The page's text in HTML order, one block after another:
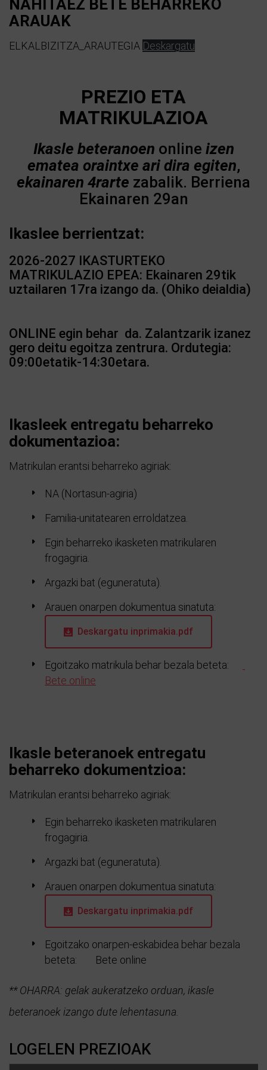
NAHITAEZ BETE BEHARREKO
ARAUAK
ELKALBIZITZA_ARAUTEGIA Deskargatu
PREZIO ETA
MATRIKULAZIOA
Ikasle beteranoen online izen
ematea oraintxe ari dira egiten,
ekainaren 4rarte zabalik. Berriena
Ekainaren 29an
Ikaslee berrientzat:
2026-2027 IKASTURTEKO
MATRIKULAZIO EPEA: Ekainaren 29tik
uztailaren 17ra izango da. (Ohiko deialdia)
ONLINE egin behar da. Zalantzarik izanez
gero deitu egoitza zentrura. Ordutegia:
09:00etatik-14:30etara.
Ikasleek entregatu beharreko
dokumentazioa:
Matrikulan erantsi beharreko agiriak:
NA (Nortasun-agiria)
Familia-unitatearen erroldatzea.
Egin beharreko ikasketen matrikularen
frogagiria.
Argazki bat (eguneratuta).
Arauen onarpen dokumentua sinatuta:
Deskargatu inprimakia.pdf
Egoitzako matrikula behar bezala beteta:
Bete online
Ikasle beteranoek entregatu
beharreko dokumentzioa:
Matrikulan erantsi beharreko agiriak:
Egin beharreko ikasketen matrikularen
frogagiria.
Argazki bat (eguneratuta).
Arauen onarpen dokumentua sinatuta:
Deskargatu inprimakia.pdf
Egoitzako onarpen-eskabidea behar bezala
beteta:
Bete online
** OHARRA: gelak aukeratzeko orduan, ikasle
beteranoek izango dute lehentasuna.
LOGELEN PREZIOAK